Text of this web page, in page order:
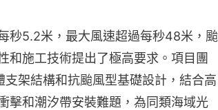
秒5.2米，最大風速超過每秒48米，颱
和施工技術提出了極高要求。項目團
架結構和抗颱風型基礎設計，結合高
擊和潮汐帶安裝難題，為同類海域光